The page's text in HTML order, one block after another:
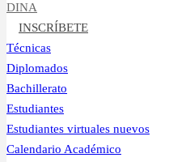
DINA
INSCRÍBETE
Técnicas
Diplomados
Bachillerato
Estudiantes
Estudiantes virtuales nuevos
Calendario Académico